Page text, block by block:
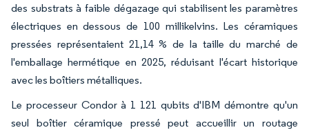
des substrats à faible dégazage qui stabilisent les paramètres
électriques en dessous de 100 millikelvins. Les céramiques
pressées représentaient 21,14 % de la taille du marché de
l'emballage hermétique en 2025, réduisant l'écart historique
avec les boîtiers métalliques.
Le processeur Condor à 1 121 qubits d'IBM démontre qu'un
seul boîtier céramique pressé peut accueillir un routage